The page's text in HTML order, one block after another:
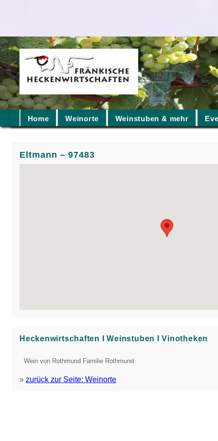
Home Weinorte Weinstuben & mehr
Eltmann – 97483
Heckenwirtschaften Ι Weinstuben Ι Vinotheken
Wein von Rothmund Familie Rothmund
» zurück zur Seite: Weinorte